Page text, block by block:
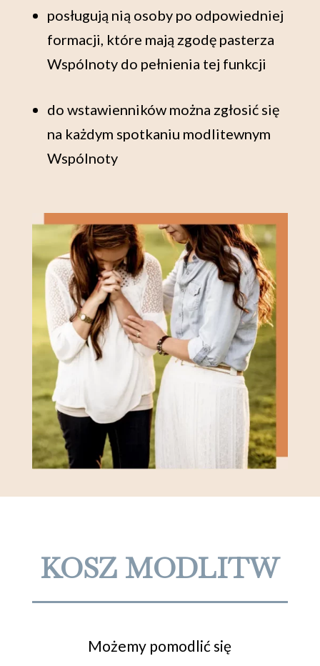
posługują nią osoby po odpowiedniej
formacji, które mają zgodę pasterza
Wspólnoty do pełnienia tej funkcji
do wstawienników można zgłosić się
na każdym spotkaniu modlitewnym
Wspólnoty
KOSZ MODLITW
Możemy pomodlić się